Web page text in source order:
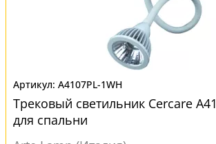
A4107PL-1WH
Трековый светильник Cercare
для спальни